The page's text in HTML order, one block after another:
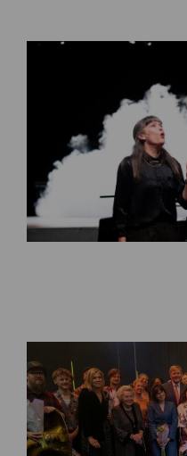
7 mei 2026
22 april 2026